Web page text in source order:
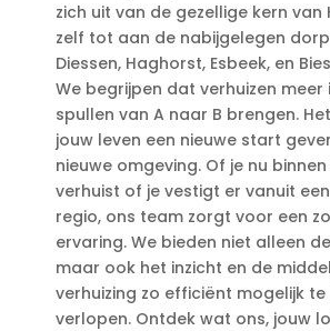
zich uit van de gezellige kern van
zelf tot aan de nabijgelegen
Diessen, Haghorst, Esbeek, en
We begrijpen dat verhuizen meer
spullen van A naar B brengen.​
jouw leven een nieuwe start
nieuwe omgeving.​ Of je nu
verhuist of je vestigt er vanuit
regio, ons team zorgt voor een
ervaring.​ We bieden niet alleen
maar ook het inzicht en de
verhuizing zo efficiënt mogelijk
verlopen.​ Ontdek wat ons, jouw